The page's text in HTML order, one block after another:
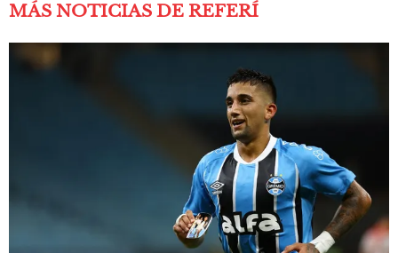
MÁS NOTICIAS DE REFERÍ